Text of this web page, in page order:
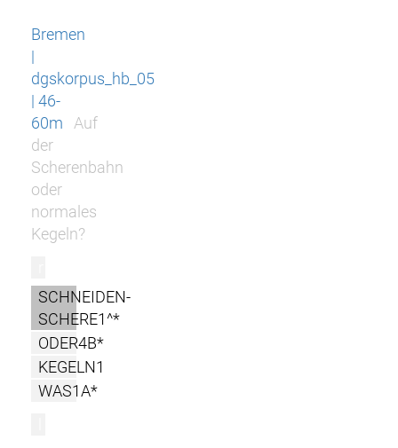
Bremen
|
dgskorpus_hb_05
| 46-
60m
Auf
der
Scherenbahn
oder
normales
Kegeln?
SCHNEIDEN-
SCHERE1^*
ODER4B*
KEGELN1
WAS1A*